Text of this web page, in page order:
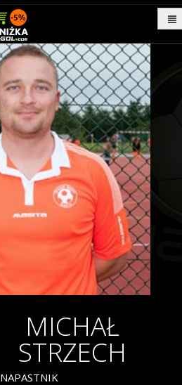
MICHAŁ
STRZECH
NAPASTNIK